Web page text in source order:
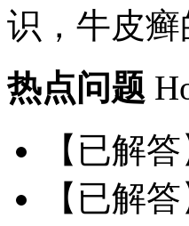
识，牛皮癣
热点问题
【已解答
【已解答